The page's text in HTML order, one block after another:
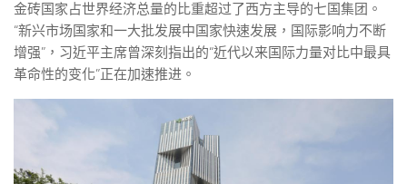
金砖国家占世界经济总量的比重超过了西方主导的七国集团。
“新兴市场国家和一大批发展中国家快速发展，国际影响力不断
增强”，习近平主席曾深刻指出的“近代以来国际力量对比中最具
革命性的变化”正在加速推进。